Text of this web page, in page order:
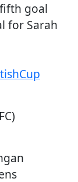
goal
for Sarah